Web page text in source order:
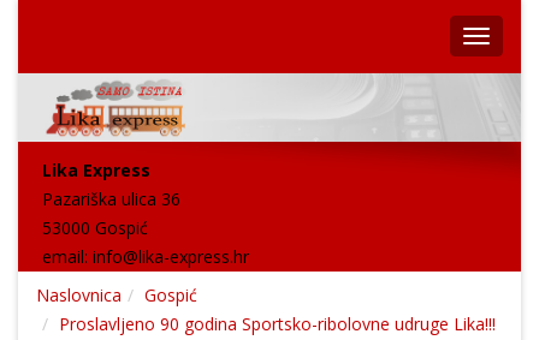
Lika Express
Pazariška ulica 36
53000 Gospić
email: info@lika-express.hr
Naslovnica
Gospić
Proslavljeno 90 godina Sportsko-ribolovne udruge Lika!!!